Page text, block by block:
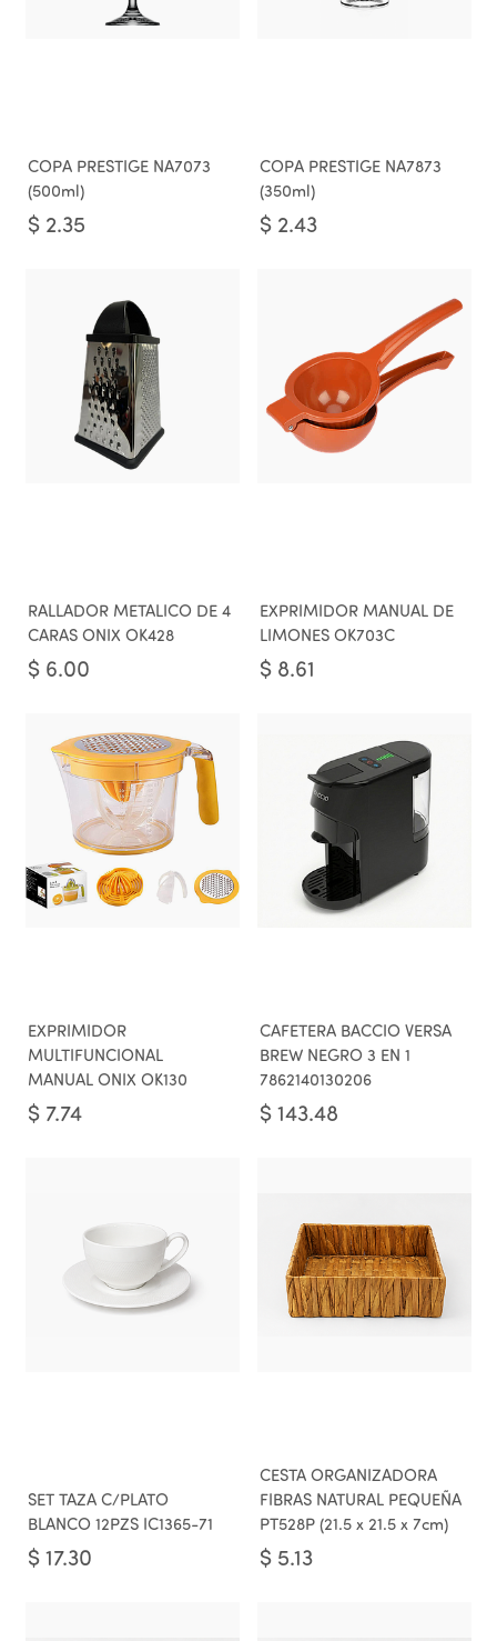
COPA PRESTIGE NA7073
(500ml)
$ 2.35
COPA PRESTIGE NA7873
(350ml)
$ 2.43
RALLADOR METALICO DE 4
CARAS ONIX OK428
$ 6.00
EXPRIMIDOR MANUAL DE
LIMONES OK703C
$ 8.61
EXPRIMIDOR
MULTIFUNCIONAL
MANUAL ONIX OK130
$ 7.74
CAFETERA BACCIO VERSA
BREW NEGRO 3 EN 1
7862140130206
$ 143.48
SET TAZA C/PLATO
BLANCO 12PZS IC1365-71
$ 17.30
CESTA ORGANIZADORA
FIBRAS NATURAL PEQUEÑA
PT528P (21.5 x 21.5 x 7cm)
$ 5.13